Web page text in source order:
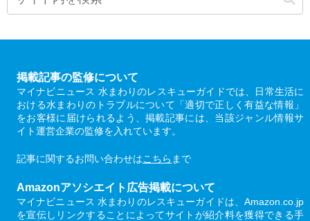
掲載記事の監修について
マイナビニュース 水まわりのレスキューガイドでは、日常生活に
おける水まわりのトラブルについて「適切で正しく有益な情報」
をお客様に届けられるよう、掲載記事には、当該ジャンル情報サ
イト運営企業の監修を入れています。
記事に関するお問い合わせはこちら まで
Amazonアソシエイト広告掲載について
マイナビニュース 水まわりのレスキューガイドは、Amazon.co.jp
を宣伝しリンクすることによってサイトが紹介料を獲得できる手